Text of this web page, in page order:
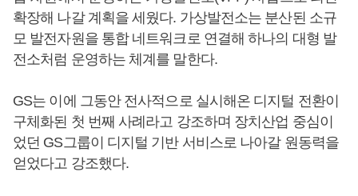
확장해 나갈 계획을 세웠다. 가상발전소는 분산된 소규
모 발전자원을 통합 네트워크로 연결해 하나의 대형 발
전소처럼 운영하는 체계를 말한다.
GS는 이에 그동안 전사적으로 실시해온 디지털 전환이
구체화된 첫 번째 사례라고 강조하며 장치산업 중심이
었던 GS그룹이 디지털 기반 서비스로 나아갈 원동력을
얻었다고 강조했다.